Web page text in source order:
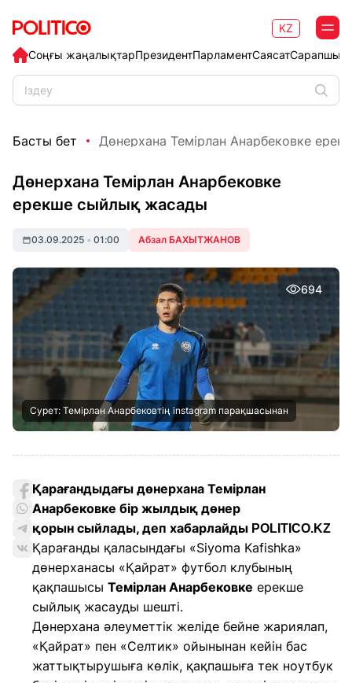
Соңғы жаңалықтарПрезидентПарламентСаясат
KZ
Басты бет Дөнерхана Темірлан Анарбековке
Дөнерхана Темірлан Анарбековке
ерекше сыйлық жасады
03.09.2025 • 01:00 Абзал БАХЫТЖАНОВ
694
Сурет: Темірлан Анарбековтің instagram парақшасынан
Қарағандыдағы дөнерхана Темірлан
Анарбековке бір жылдық дөнер
қорын сыйлады, деп хабарлайды POLITICO.KZ
Қарағанды қаласындағы «Siyoma Kafishka»
дөнерханасы «Қайрат» футбол клубының
қақпашысы Темірлан Анарбековке ерекше
сыйлық жасауды шешті.
Дөнерхана әлеуметтік желіде бейне жариялап,
«Қайрат» пен «Селтик» ойынынан кейін бас
жаттықтырушыға көлік, қақпашыға тек ноутбук